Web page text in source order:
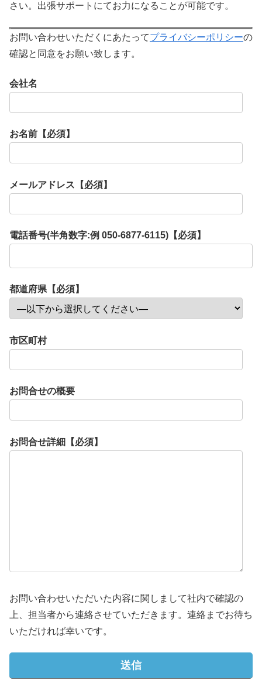
さい。出張サポートにてお力になることが可能です。
お問い合わせいただくにあたってプライバシーポリシーの
確認と同意をお願い致します。
会社名
お名前【必須】
メールアドレス【必須】
電話番号(半角数字:例 050-6877-6115)【必須】
都道府県【必須】
市区町村
お問合せの概要
お問合せ詳細【必須】
お問い合わせいただいた内容に関しまして社内で確認の
上、担当者から連絡させていただきます。連絡までお待ち
いただければ幸いです。